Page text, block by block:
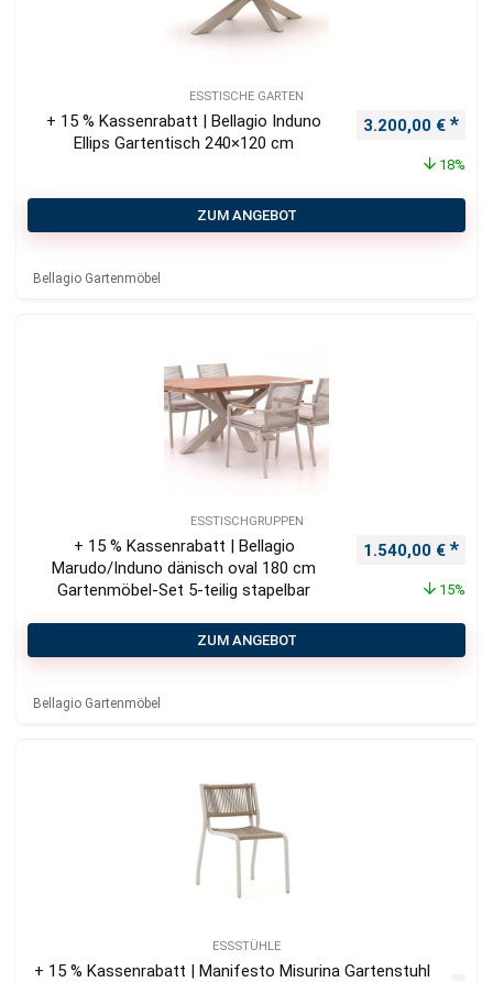
ESSTISCHE GARTEN
+ 15 % Kassenrabatt | Bellagio Induno
Ellips Gartentisch 240×120 cm
Ursprünglicher
3.200,00 €
18%
ZUM ANGEBOT
Bellagio Gartenmöbel
ESSTISCHGRUPPEN
+ 15 % Kassenrabatt | Bellagio
Marudo/Induno dänisch oval 180 cm
Gartenmöbel-Set 5-teilig stapelbar
Ursprünglicher
1.540,00 €
15%
ZUM ANGEBOT
Bellagio Gartenmöbel
ESSSTÜHLE
+ 15 % Kassenrabatt | Manifesto Misurina Gartenstuhl